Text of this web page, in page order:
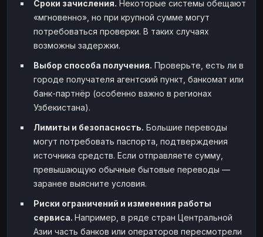
Сроки зачисления. Некоторые системы обещают
«мгновенно», но при крупной сумме могут
потребоваться проверки. В таких случаях
возможны задержки.
Выбор способа получения. Проверьте, есть ли в
городе получателя агентский пункт, банкомат или
банк-партнёр (особенно важно в регионах
Узбекистана).
Лимиты и безопасность. Большие переводы
могут потребовать паспорта, подтверждения
источника средств. Если отправляете сумму,
превышающую обычные бытовые переводы —
заранее выясните условия.
Риски ограничений и изменения работы
сервиса. Например, в ряде стран Центральной
Азии часть банков или операторов пересмотрели